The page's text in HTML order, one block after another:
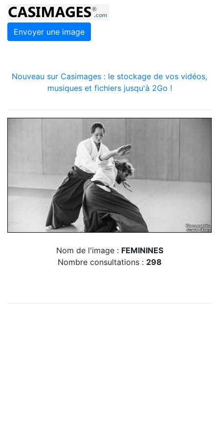
Envoyer une image
Nouveau sur Casimages : le stockage de vos vidéos,
musiques et fichiers jusqu'à 2Go !
Nom de l'image : FEMININES
Nombre consultations : 298